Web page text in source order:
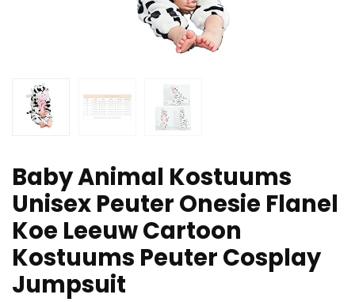
Baby Animal Kostuums
Unisex Peuter Onesie Flanel
Koe Leeuw Cartoon
Kostuums Peuter Cosplay
Jumpsuit